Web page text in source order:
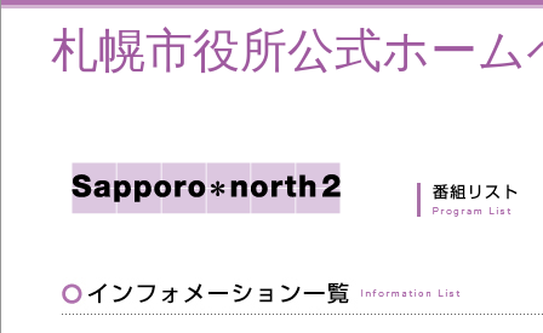
札幌市役所公式ホーム